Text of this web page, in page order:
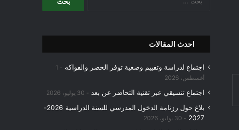
احدث المقالات
اجتماع لدراسة وتقييم وضعية توفر الخضر والفواكه
1
أغسطس، 2026
اجتماع تنسيقي عبر تقنية التحاضر عن بعد 30 يوليو، 2026
بلاغ حول رزنامة الدخول المدرسي للسنة الدراسية 2026-
2027
30 يوليو، 2026